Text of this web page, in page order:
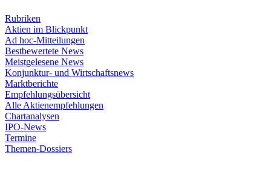
Rubriken
Aktien im Blickpunkt
Ad hoc-Mitteilungen
Bestbewertete News
Meistgelesene News
Konjunktur- und Wirtschaftsnews
Marktberichte
Empfehlungsübersicht
Alle Aktienempfehlungen
Chartanalysen
IPO-News
Termine
Themen-Dossiers